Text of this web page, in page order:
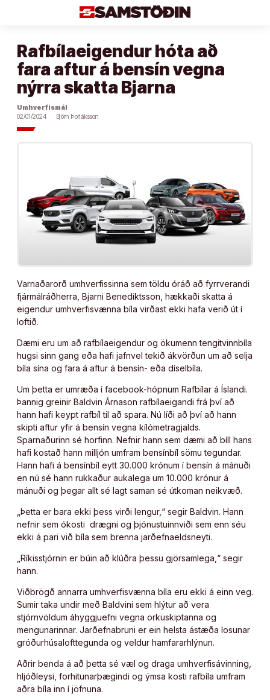
Rafbílaeigendur hóta að
fara aftur á bensín vegna
nýrra skatta Bjarna
Umhverfismál
02/01/2024
Björn Þorláksson
Varnaðarorð umhverfissinna sem töldu óráð að fyrrverandi
fjármálráðherra, Bjarni Benediktsson, hækkaði skatta á
eigendur umhverfisvænna bíla virðast ekki hafa verið út í
loftið.
Dæmi eru um að rafbílaeigendur og ökumenn tengitvinnbíla
hugsi sinn gang eða hafi jafnvel tekið ákvörðun um að selja
bíla sína og fara á aftur á bensín- eða díselbíla.
Um þetta er umræða í facebook-hópnum Rafbílar á Íslandi.
Þannig greinir Baldvin Árnason rafbílaeigandi frá því að
hann hafi keypt rafbíl til að spara. Nú líði að því að hann
skipti aftur yfir á bensín vegna kílómetragjalds.
Sparnaðurinn sé horfinn. Nefnir hann sem dæmi að bíll hans
hafi kostað hann milljón umfram bensínbíl sömu tegundar.
Hann hafi á bensínbíl eytt 30.000 krónum í bensín á mánuði
en nú sé hann rukkaður aukalega um 10.000 krónur á
mánuði og þegar allt sé lagt saman sé útkoman neikvæð.
„Þetta er bara ekki þess virði lengur,“ segir Baldvin. Hann
nefnir sem ókosti drægni og þjónustuinnviði sem enn séu
ekki á pari við bíla sem brenna jarðefnaeldsneyti.
„Ríkisstjórnin er búin að klúðra þessu gjörsamlega,“ segir
hann.
Viðbrögð annarra umhverfisvænna bíla eru ekki á einn veg.
Sumir taka undir með Baldvini sem hlýtur að vera
stjórnvöldum áhyggjuefni vegna orkuskiptanna og
mengunarinnar. Jarðefnabruni er ein helsta ástæða losunar
gróðurhúsalofttegunda og veldur hamfararhlýnun.
Aðrir benda á að þetta sé væl og draga umhverfisávinning,
hljóðleysi, forhitunarþægindi og ýmsa kosti rafbíla umfram
aðra bíla inn í jöfnuna.